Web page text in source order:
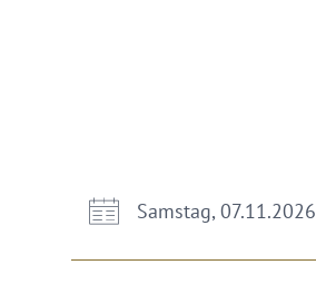
Samstag, 07.11.2026